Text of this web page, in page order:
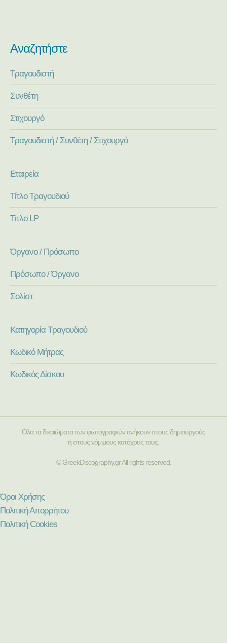
Αναζητήστε
Τραγουδιστή
Συνθέτη
Στιχουργό
Τραγουδιστή / Συνθέτη / Στιχουργό
Εταιρεία
Τίτλο Τραγουδιού
Τίτλο LP
Όργανο / Πρόσωπο
Πρόσωπο / Όργανο
Σολίστ
Κατηγορία Τραγουδιού
Κωδικό Μήτρας
Κωδικός Δίσκου
Όλα τα δικαιώματα των φωτογραφιών ανήκουν στους δημιουργούς
ή στους νόμιμους κατόχους τους.
© GreekDiscography.gr All rights reserved.
Όροι Χρήσης
Πολιτική Απορρήτου
Πολιτική Cookies